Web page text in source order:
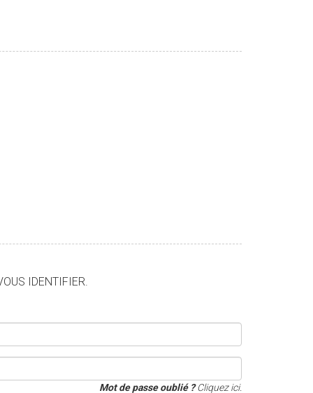
IDENTIFIER.
Mot de passe oublié ?Cliquez ici.